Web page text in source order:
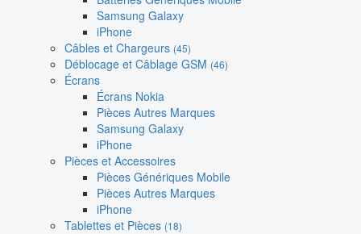
Samsung Galaxy
iPhone
Câbles et Chargeurs (45)
Déblocage et Câblage GSM (46)
Écrans
Écrans Nokia
Pièces Autres Marques
Samsung Galaxy
iPhone
Pièces et Accessoires
Pièces Génériques Mobile
Pièces Autres Marques
iPhone
Tablettes et Pièces (18)